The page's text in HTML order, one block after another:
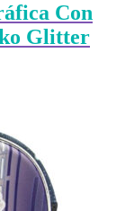
Con
Glitter